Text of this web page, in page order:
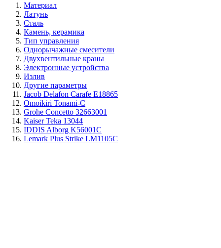
Материал
Латунь
Сталь
Камень, керамика
Тип управления
Однорычажные смесители
Двухвентильные краны
Электронные устройства
Излив
Другие параметры
Jacob Delafon Carafe E18865
Omoikiri Tonami-C
Grohe Concetto 32663001
Kaiser Teka 13044
IDDIS Alborg K56001C
Lemark Plus Strike LM1105C